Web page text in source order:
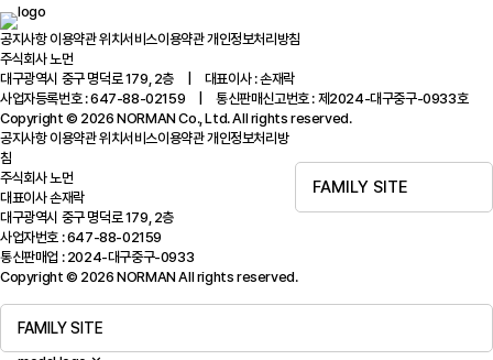
공지사항이용약관위치서비스이용약관개인정보처리방침
주식회사 노먼
대구광역시 중구 명덕로 179, 2층 | 대표이사 : 손재락
사업자등록번호 : 647-88-02159 | 통신판매신고번호 : 제2024-대구중구-0933호
Copyright © 2026 NORMAN Co., Ltd. All rights reserved.
FAMILY SITE
공지사항이용약관위치서비스이용약관개인정보처리방
침
주식회사 노먼
대표이사 손재락
대구광역시 중구 명덕로 179, 2층
사업자번호 : 647-88-02159
통신판매업 : 2024-대구중구-0933
Copyright © 2026 NORMAN All rights reserved.
FAMILY SITE